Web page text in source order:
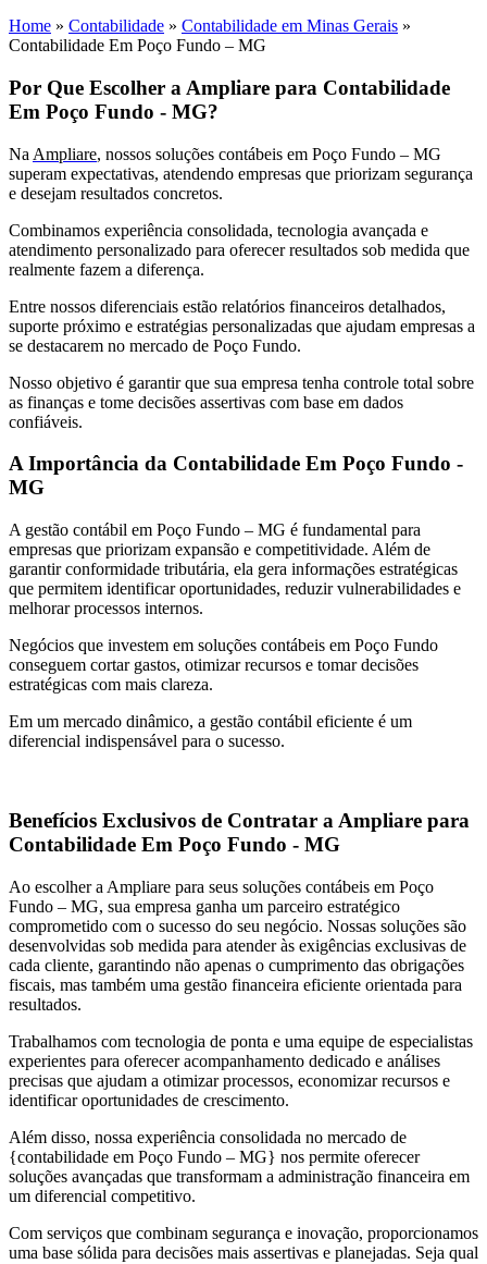
Home » Contabilidade » Contabilidade em Minas Gerais »
Contabilidade Em Poço Fundo – MG
Por Que Escolher a Ampliare para Contabilidade
Em Poço Fundo - MG?
Na Ampliare, nossos soluções contábeis em Poço Fundo – MG
superam expectativas, atendendo empresas que priorizam segurança
e desejam resultados concretos.
Combinamos experiência consolidada, tecnologia avançada e
atendimento personalizado para oferecer resultados sob medida que
realmente fazem a diferença.
Entre nossos diferenciais estão relatórios financeiros detalhados,
suporte próximo e estratégias personalizadas que ajudam empresas a
se destacarem no mercado de Poço Fundo.
Nosso objetivo é garantir que sua empresa tenha controle total sobre
as finanças e tome decisões assertivas com base em dados
confiáveis.
A Importância da Contabilidade Em Poço Fundo -
MG
A gestão contábil em Poço Fundo – MG é fundamental para
empresas que priorizam expansão e competitividade. Além de
garantir conformidade tributária, ela gera informações estratégicas
que permitem identificar oportunidades, reduzir vulnerabilidades e
melhorar processos internos.
Negócios que investem em soluções contábeis em Poço Fundo
conseguem cortar gastos, otimizar recursos e tomar decisões
estratégicas com mais clareza.
Em um mercado dinâmico, a gestão contábil eficiente é um
diferencial indispensável para o sucesso.
Benefícios Exclusivos de Contratar a Ampliare para
Contabilidade Em Poço Fundo - MG
Ao escolher a Ampliare para seus soluções contábeis em Poço
Fundo – MG, sua empresa ganha um parceiro estratégico
comprometido com o sucesso do seu negócio. Nossas soluções são
desenvolvidas sob medida para atender às exigências exclusivas de
cada cliente, garantindo não apenas o cumprimento das obrigações
fiscais, mas também uma gestão financeira eficiente orientada para
resultados.
Trabalhamos com tecnologia de ponta e uma equipe de especialistas
experientes para oferecer acompanhamento dedicado e análises
precisas que ajudam a otimizar processos, economizar recursos e
identificar oportunidades de crescimento.
Além disso, nossa experiência consolidada no mercado de
{contabilidade em Poço Fundo – MG} nos permite oferecer
soluções avançadas que transformam a administração financeira em
um diferencial competitivo.
Com serviços que combinam segurança e inovação, proporcionamos
uma base sólida para decisões mais assertivas e planejadas. Seja qual